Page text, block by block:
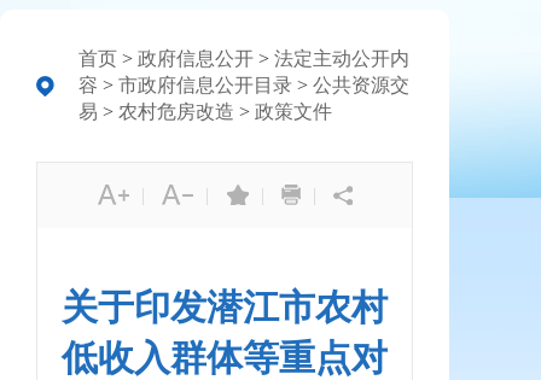
首页 > 政府信息公开 > 法定主动公开内
容 > 市政府信息公开目录 > 公共资源交
易 > 农村危房改造 > 政策文件
| | | |
关于印发潜江市农村
低收入群体等重点对